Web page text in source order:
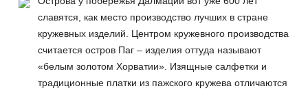
славятся, как место производство лучших в стране
кружевных изделий. Центром кружевного производства
считается остров Паг – изделия оттуда называют
«белым золотом Хорватии». Изящные салфетки и
традиционные платки из пажского кружева отличаются